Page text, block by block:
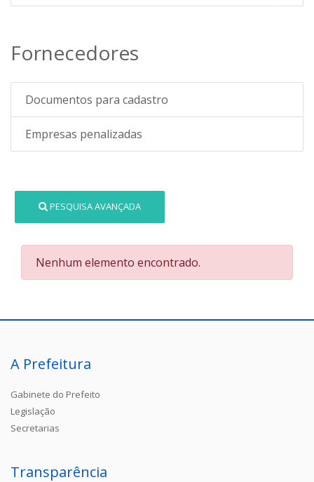
Fornecedores
Documentos para cadastro
Empresas penalizadas
PESQUISA AVANÇADA
Nenhum elemento encontrado.
A Prefeitura
Gabinete do Prefeito
Legislação
Secretarias
Transparência